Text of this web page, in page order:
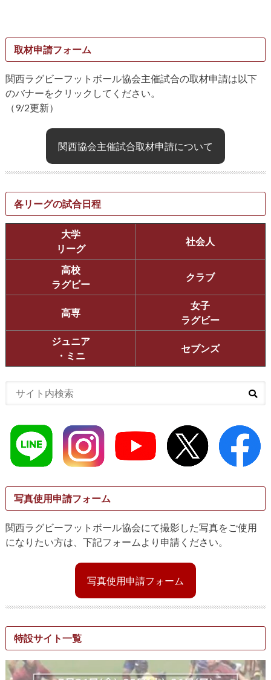
取材申請フォーム
関西ラグビーフットボール協会主催試合の取材申請は以下
のバナーをクリックしてください。
（9/2更新）
関西協会主催試合取材申請について
各リーグの試合日程
大学
リーグ
社会人
高校
ラグビー
クラブ
高専
女子
ラグビー
ジュニア
・ミニ
セブンズ
写真使用申請フォーム
関西ラグビーフットボール協会にて撮影した写真をご使用
になりたい方は、下記フォームより申請ください。
写真使用申請フォーム
特設サイト一覧